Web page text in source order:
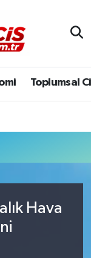
Toplumsal
Hava